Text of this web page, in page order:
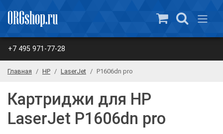
+7 495 971-77-28
Главная HP LaserJet P1606dn pro
Картриджи для HP
LaserJet P1606dn pro